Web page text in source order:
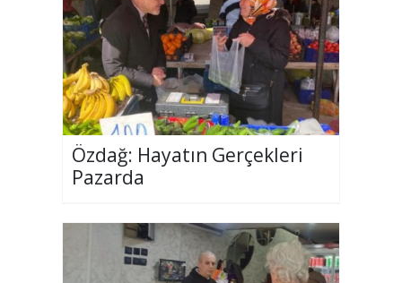
Özdağ: Hayatın Gerçekleri
Pazarda